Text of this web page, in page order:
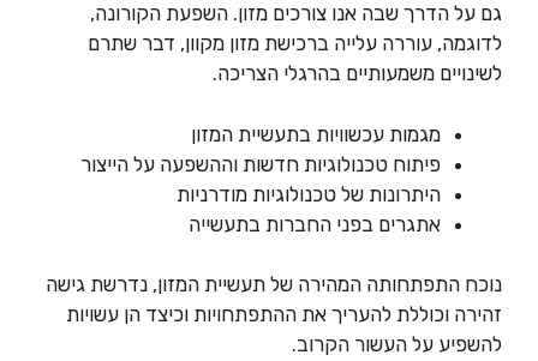
גם על הדרך שבה אנו צורכים מזון. השפעת הקורונה,
לדוגמה, עוררה עלייה ברכישת מזון מקוון, דבר שתרם
לשינויים משמעותיים בהרגלי הצריכה.
מגמות עכשוויות בתעשיית המזון
פיתוח טכנולוגיות חדשות וההשפעה על הייצור
היתרונות של טכנולוגיות מודרניות
אתגרים בפני החברות בתעשייה
נוכח התפתחותה המהירה של תעשיית המזון, נדרשת גישה
זהירה וכוללת להעריך את ההתפתחויות וכיצד הן עשויות
להשפיע על העשור הקרוב.